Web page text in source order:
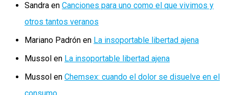
Sandra en Canciones para uno como el que vivimos y
otros tantos veranos
Mariano Padrón en La insoportable libertad ajena
Mussol en La insoportable libertad ajena
Mussol en Chemsex: cuando el dolor se disuelve en el